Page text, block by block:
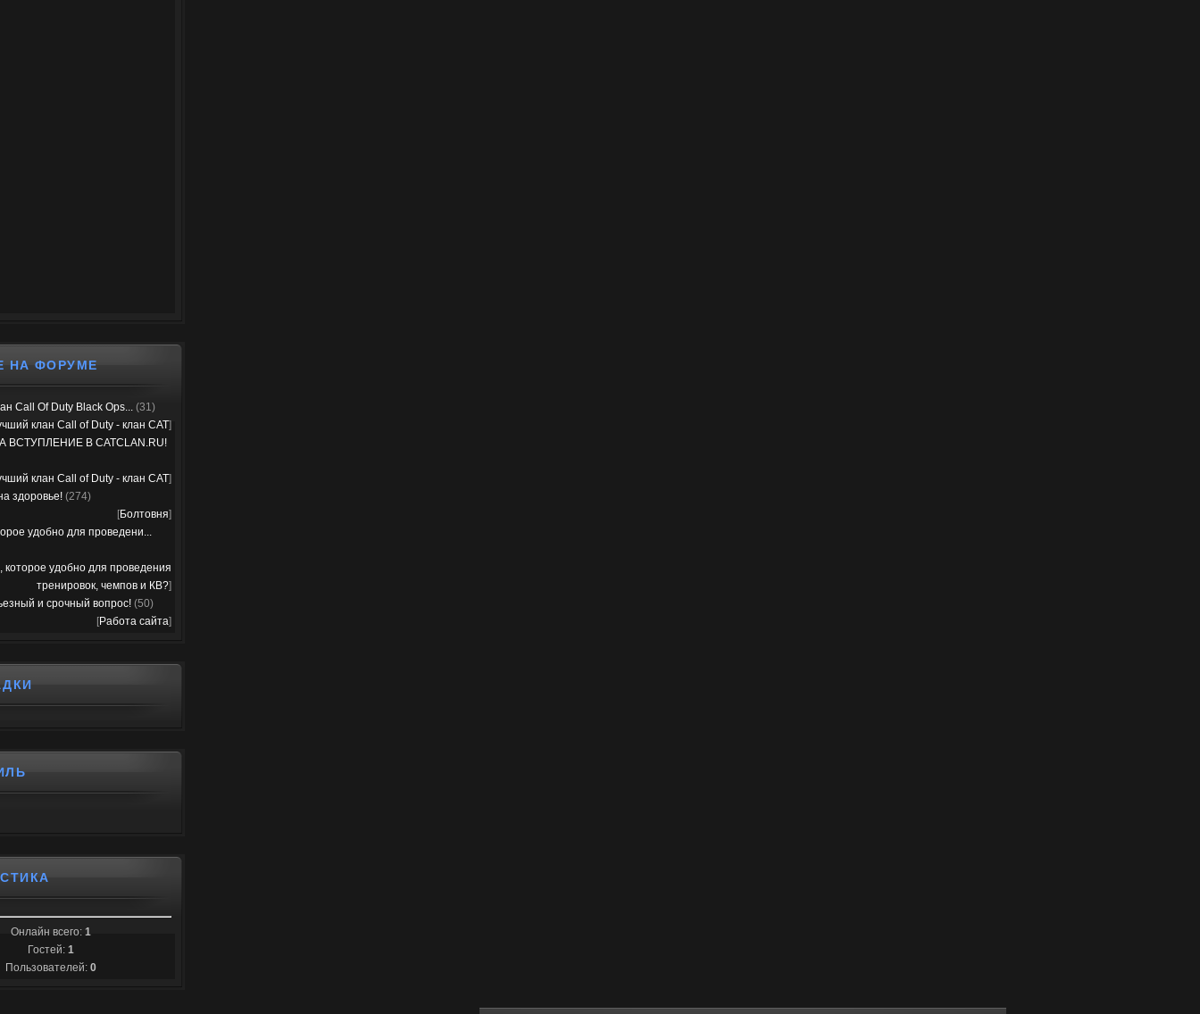
НА ФОРУМЕ
Call Of Duty Black Ops... (31)
клан Call of Duty - клан CAT]
ВСТУПЛЕНИЕ В CATCLAN.RU!
клан Call of Duty - клан CAT]
здоровье! (274)
[Болтовня]
удобно для проведени...
которое удобно для проведения
тренировок, чемпов и КВ?]
и срочный вопрос! (50)
[Работа сайта]
Онлайн всего: 1
Гостей: 1
Пользователей: 0